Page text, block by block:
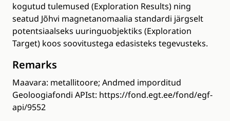
kogutud tulemused (Exploration Results) ning
seatud Jõhvi magnetanomaalia standardi järgselt
potentsiaalseks uuringuobjektiks (Exploration
Target) koos soovitustega edasisteks tegevusteks.
Remarks
Maavara: metallitoore; Andmed imporditud
Geoloogiafondi APIst: https://fond.egt.ee/fond/egf-
api/9552